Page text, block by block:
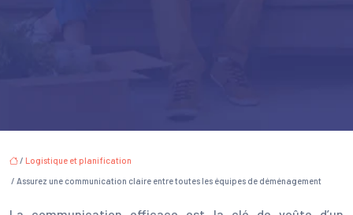
/ Logistique et planification
/ Assurez une communication claire entre toutes les équipes de déménagement